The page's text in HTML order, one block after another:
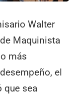
Walter
Maquinista
más
el
que sea